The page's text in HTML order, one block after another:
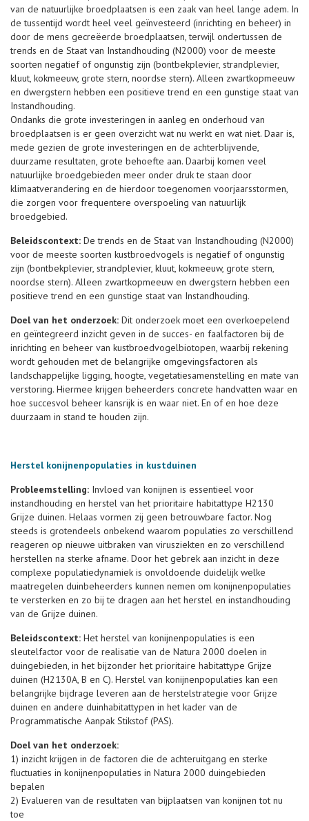
van de natuurlijke broedplaatsen is een zaak van heel lange adem. In
de tussentijd wordt heel veel geïnvesteerd (inrichting en beheer) in
door de mens gecreëerde broedplaatsen, terwijl ondertussen de
trends en de Staat van Instandhouding (N2000) voor de meeste
soorten negatief of ongunstig zijn (bontbekplevier, strandplevier,
kluut, kokmeeuw, grote stern, noordse stern). Alleen zwartkopmeeuw
en dwergstern hebben een positieve trend en een gunstige staat van
Instandhouding.
Ondanks die grote investeringen in aanleg en onderhoud van
broedplaatsen is er geen overzicht wat nu werkt en wat niet. Daar is,
mede gezien de grote investeringen en de achterblijvende,
duurzame resultaten, grote behoefte aan. Daarbij komen veel
natuurlijke broedgebieden meer onder druk te staan door
klimaatverandering en de hierdoor toegenomen voorjaarsstormen,
die zorgen voor frequentere overspoeling van natuurlijk
broedgebied.
Beleidscontext: De trends en de Staat van Instandhouding (N2000)
voor de meeste soorten kustbroedvogels is negatief of ongunstig
zijn (bontbekplevier, strandplevier, kluut, kokmeeuw, grote stern,
noordse stern). Alleen zwartkopmeeuw en dwergstern hebben een
positieve trend en een gunstige staat van Instandhouding.
Doel van het onderzoek: Dit onderzoek moet een overkoepelend
en geïntegreerd inzicht geven in de succes- en faalfactoren bij de
inrichting en beheer van kustbroedvogelbiotopen, waarbij rekening
wordt gehouden met de belangrijke omgevingsfactoren als
landschappelijke ligging, hoogte, vegetatiesamenstelling en mate van
verstoring. Hiermee krijgen beheerders concrete handvatten waar en
hoe succesvol beheer kansrijk is en waar niet. En of en hoe deze
duurzaam in stand te houden zijn.
Herstel konijnenpopulaties in kustduinen
Probleemstelling: Invloed van konijnen is essentieel voor
instandhouding en herstel van het prioritaire habitattype H2130
Grijze duinen. Helaas vormen zij geen betrouwbare factor. Nog
steeds is grotendeels onbekend waarom populaties zo verschillend
reageren op nieuwe uitbraken van virusziekten en zo verschillend
herstellen na sterke afname. Door het gebrek aan inzicht in deze
complexe populatiedynamiek is onvoldoende duidelijk welke
maatregelen duinbeheerders kunnen nemen om konijnenpopulaties
te versterken en zo bij te dragen aan het herstel en instandhouding
van de Grijze duinen.
Beleidscontext: Het herstel van konijnenpopulaties is een
sleutelfactor voor de realisatie van de Natura 2000 doelen in
duingebieden, in het bijzonder het prioritaire habitattype Grijze
duinen (H2130A, B en C). Herstel van konijnenpopulaties kan een
belangrijke bijdrage leveren aan de herstelstrategie voor Grijze
duinen en andere duinhabitattypen in het kader van de
Programmatische Aanpak Stikstof (PAS).
Doel van het onderzoek:
1) inzicht krijgen in de factoren die de achteruitgang en sterke
fluctuaties in konijnenpopulaties in Natura 2000 duingebieden
bepalen
2) Evalueren van de resultaten van bijplaatsen van konijnen tot nu
toe